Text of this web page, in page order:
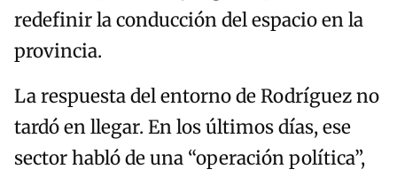
redefinir la conducción del espacio en la
provincia.
La respuesta del entorno de Rodríguez no
tardó en llegar. En los últimos días, ese
sector habló de una “operación política”,